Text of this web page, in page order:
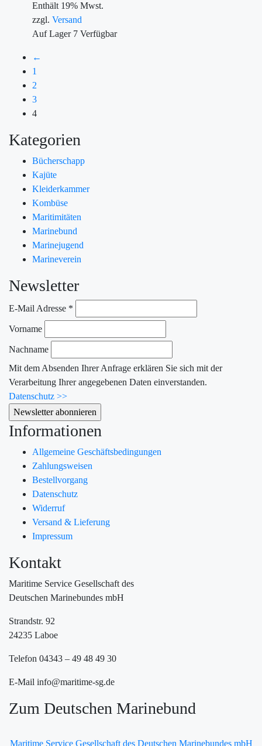
Enthält 19% Mwst.
zzgl. Versand
Auf Lager7 Verfügbar
←
1
2
3
4
Kategorien
Bücherschapp
Kajüte
Kleiderkammer
Kombüse
Maritimitäten
Marinebund
Marinejugend
Marineverein
Newsletter
E-Mail Adresse *
Vorname
Nachname
Mit dem Absenden Ihrer Anfrage erklären Sie sich mit der
Verarbeitung Ihrer angegebenen Daten einverstanden.
Datenschutz >>
Informationen
Allgemeine Geschäftsbedingungen
Zahlungsweisen
Bestellvorgang
Datenschutz
Widerruf
Versand & Lieferung
Impressum
Kontakt
Maritime Service Gesellschaft des
Deutschen Marinebundes mbH
Strandstr. 92
24235 Laboe
Telefon 04343 – 49 48 49 30
E-Mail info@maritime-sg.de
Zum Deutschen Marinebund
Maritime Service Gesellschaft des Deutschen Marinebundes mbH